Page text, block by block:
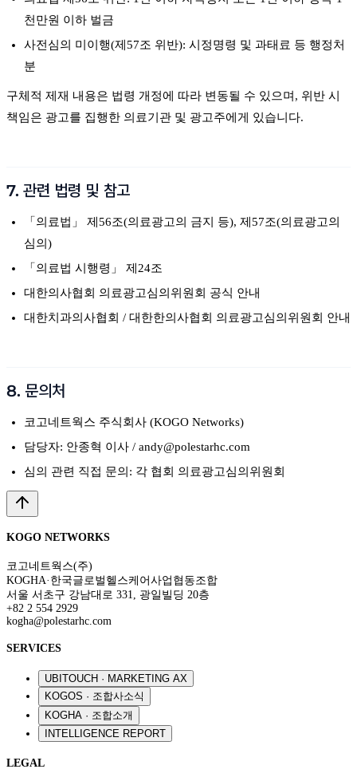
천만원 이하 벌금
사전심의 미이행(제57조 위반): 시정명령 및 과태료 등 행정처
분
구체적 제재 내용은 법령 개정에 따라 변동될 수 있으며, 위반 시
책임은 광고를 집행한 의료기관 및 광고주에게 있습니다.
7. 관련 법령 및 참고
「의료법」 제56조(의료광고의 금지 등), 제57조(의료광고의
심의)
「의료법 시행령」 제24조
대한의사협회 의료광고심의위원회 공식 안내
대한치과의사협회 / 대한한의사협회 의료광고심의위원회 안내
8. 문의처
코고네트웍스 주식회사 (KOGO Networks)
담당자: 안종혁 이사 / andy@polestarhc.com
심의 관련 직접 문의: 각 협회 의료광고심의위원회
KOGO NETWORKS
코고네트웍스(주)
KOGHA·한국글로벌헬스케어사업협동조합
서울 서초구 강남대로 331, 광일빌딩 20층
+82 2 554 2929
kogha@polestarhc.com
SERVICES
UBITOUCH · MARKETING AX
KOGOS · 조합사소식
KOGHA · 조합소개
INTELLIGENCE REPORT
LEGAL